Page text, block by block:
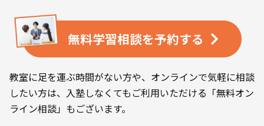
無料学習相談を予約する
教室に足を運ぶ時間がない方や、オンラインで気軽に相談
したい方は、入塾しなくてもご利用いただける「無料オン
ライン相談」もございます。